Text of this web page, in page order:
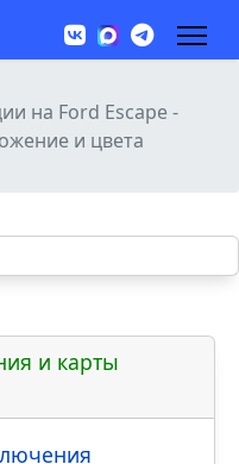
на Ford Escape -
и цвета
и карты